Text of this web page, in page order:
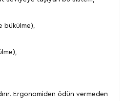
bükülme),
Ergonomiden ödün vermeden